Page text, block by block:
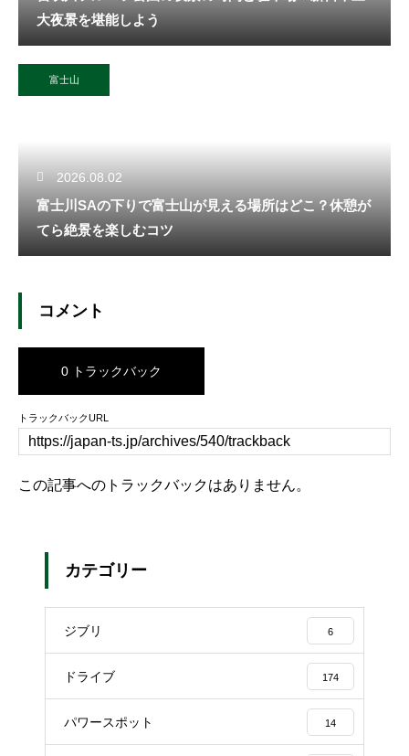
大夜景を堪能しよう
富士山
2026.08.02
富士川SAの下りで富士山が見える場所はどこ？休憩が
てら絶景を楽しむコツ
コメント
0 トラックバック
トラックバックURL
この記事へのトラックバックはありません。
カテゴリー
ジブリ 6
ドライブ 174
パワースポット 14